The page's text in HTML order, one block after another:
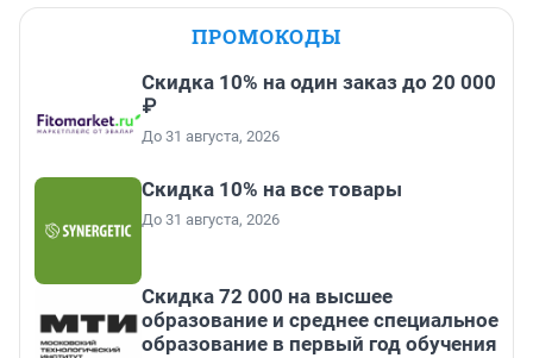
ПРОМОКОДЫ
Скидка 10% на один заказ до 20 000
₽
До 31 августа, 2026
Скидка 10% на все товары
До 31 августа, 2026
Скидка 72 000 на высшее
образование и среднее специальное
образование в первый год обучения